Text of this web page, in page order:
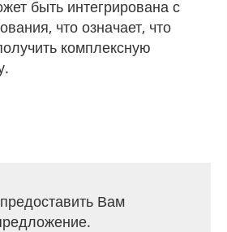
быть интегрирована с
что означает, что
комплексную
Вам